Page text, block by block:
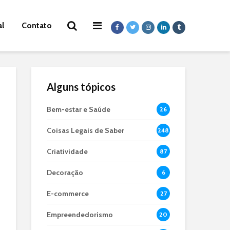
Contato
Alguns tópicos
Bem-estar e Saúde 26
Coisas Legais de Saber 248
Criatividade 87
Decoração 6
E-commerce 27
Empreendedorismo 20